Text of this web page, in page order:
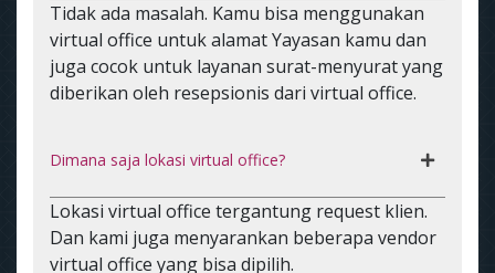
Tidak ada masalah. Kamu bisa menggunakan
virtual office untuk alamat Yayasan kamu dan
juga cocok untuk layanan surat-menyurat yang
diberikan oleh resepsionis dari virtual office.
Dimana saja lokasi virtual office?
Lokasi virtual office tergantung request klien.
Dan kami juga menyarankan beberapa vendor
virtual office yang bisa dipilih.